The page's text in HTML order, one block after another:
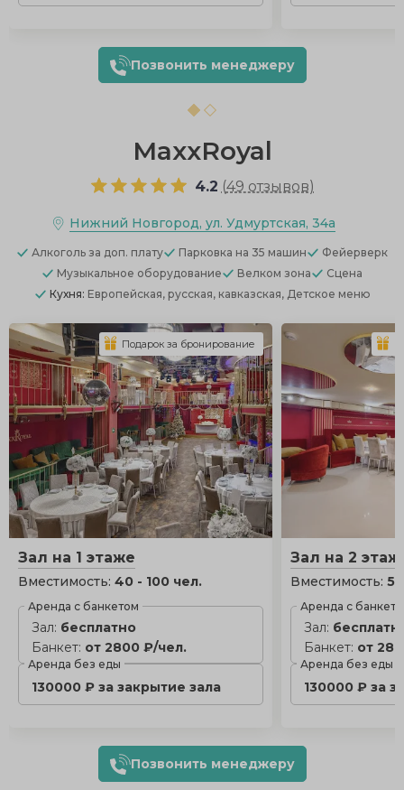
Позвонить менеджеру
MaxxRoyal
4.2 (49 отзывов)
Нижний Новгород, ул. Удмуртская, 34а
Алкоголь за доп. плату Парковка на 35 машин
Фейерверк
Музыкальное оборудование
Велком зона
Сцена
Кухня: Европейская, русская, кавказская, Детское меню
Зал на 1 этаже
Вместимость: 40 - 100 чел.
Аренда с банкетом
Зал: бесплатно
Банкет: от 2800 ₽/чел.
Аренда без еды
130000 ₽ за закрытие зала
Подарок за бронирование
Зал на 2
Вместимость:
Аренда с
Зал:
Банкет: от
Аренда без еды
130000 ₽ за
Позвонить менеджеру